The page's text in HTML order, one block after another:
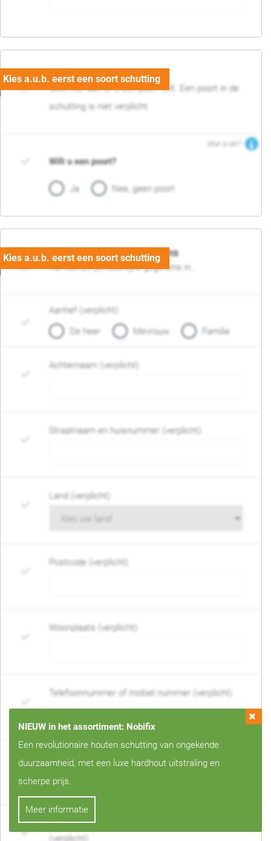
05. Poort
Geef hier aan of u een poort wilt. Een poort in de
schutting is niet verplicht.
Wat is dit?
Wilt u een poort?
Ja Nee, geen poort
06. Persoonlijke gegevens
Vul hier uw persoonlijke gegevens in..
Aanhef (verplicht)
De heer
Mevrouw Familie
Achternaam (verplicht)
Straatnaam en huisnummer (verplicht)
Land (verplicht)
Postcode (verplicht)
Woonplaats (verplicht)
Telefoonnummer of mobiel nummer (verplicht)
E-mail adres (verplicht)
Wanneer mag de schutting geplaatst worden?
(verplicht)
NIEUW in het assortiment: Nobifix
Een revolutionaire houten schutting van ongekende
duurzaamheid, met een luxe hardhout uitstraling en
scherpe prijs.
Meer informatie